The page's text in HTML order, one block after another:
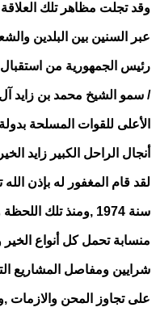
وقد تجلت مظاهر تلك العلاقة
عبر السنين بين البلدين
رئيس الجمهورية من
/ سمو الشيخ محمد بن زايد آل
الأعلى للقوات المسلحة
أنجال الراحل الكبير زايد
لقد قام المغفور له بإذن الله
سنة 1974 ,ومنذ تلك
منسابة تحمل كل أنواع
شرايين ومفاصل المشاريع
على تجاوز المحن والازمات